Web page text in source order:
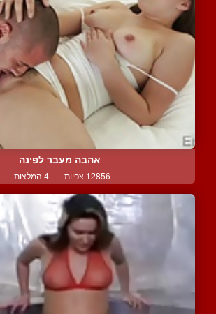
אהבה מעבר לפינה
12856 צפיות | 4 המלצות